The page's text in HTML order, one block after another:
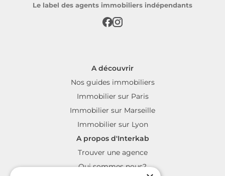
Le label des agents immobiliers indépendants
A découvrir
Nos guides immobiliers
Immobilier sur Paris
Immobilier sur Marseille
Immobilier sur Lyon
A propos d'Interkab
Trouver une agence
Qui sommes nous?